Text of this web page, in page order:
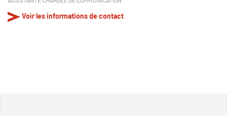
Voir les informations de contact